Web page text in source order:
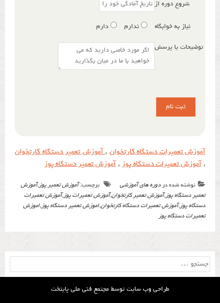
شروع دوره از
نیاز به خوابگاه ندارم دارم
توضیحات یا پرسش
آموزش تعمیرات دستگاه کارتخوان ,آموزش تعمیر دستگاه کارتخوان
, آموزش تعمیرات دستگاه پوز , آموزش تعمیر دستگاه پوز
نوشته شده دردوره های آموزشی برچسب:آموزش تعمیر پوز,آموزش
تعمیر دستگاه پوز,آموزش تعمیر کارتخوان,آموزش تعمیرات پوز,آموزش تعمیرات
دستگاه پوز,آموزش تعمیرات دستگاه کارتخوان,اموزش تعمیر دستگاه پوز,اموزش
تعمیرات دستگاه پوز
جستجو
برای:
طراحی وب سایت توسطمجتمع فنی ملی پایتخت